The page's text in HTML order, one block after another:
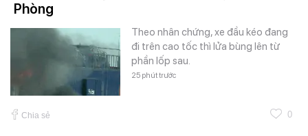
Phòng
Theo nhân chứng, xe đầu kéo đang
đi trên cao tốc thì lửa bùng lên từ
phần lốp sau.
25 phút trước
Chia sẻ 0